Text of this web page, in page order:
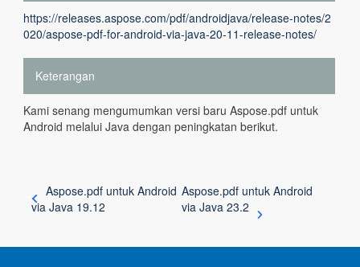
https://releases.aspose.com/pdf/androidjava/release-notes/2
020/aspose-pdf-for-android-via-java-20-11-release-notes/
Keterangan
Kami senang mengumumkan versi baru Aspose.pdf untuk
Android melalui Java dengan peningkatan berikut.
Aspose.pdf untuk Android
via Java 19.12
Aspose.pdf untuk Android
via Java 23.2